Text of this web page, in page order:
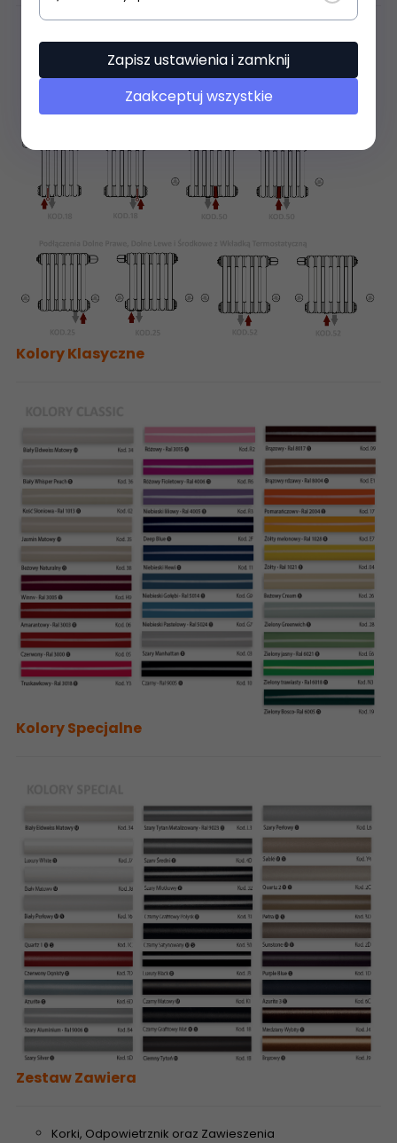
Kolory Klasyczne
Kolory Specjalne
Zestaw Zawiera
Korki, Odpowietrznik oraz Zawieszenia
Zapisz ustawienia i zamknij
Zaakceptuj wszystkie